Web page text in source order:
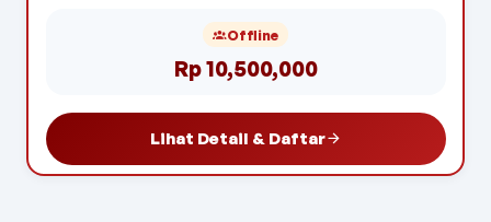
Offline
Rp 10,500,000
Lihat Detail & Daftar